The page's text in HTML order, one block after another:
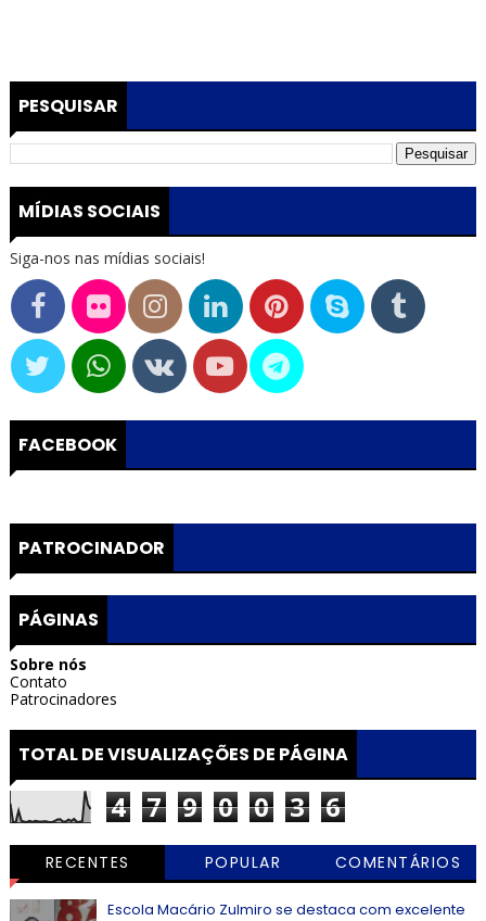
PESQUISAR
MÍDIAS SOCIAIS
Siga-nos nas mídias sociais!
FACEBOOK
PATROCINADOR
PÁGINAS
Sobre nós
Contato
Patrocinadores
TOTAL DE VISUALIZAÇÕES DE PÁGINA
4 7 9 0 0 3 6
RECENTES POPULAR COMENTÁRIOS
Escola Macário Zulmiro se destaca com excelente